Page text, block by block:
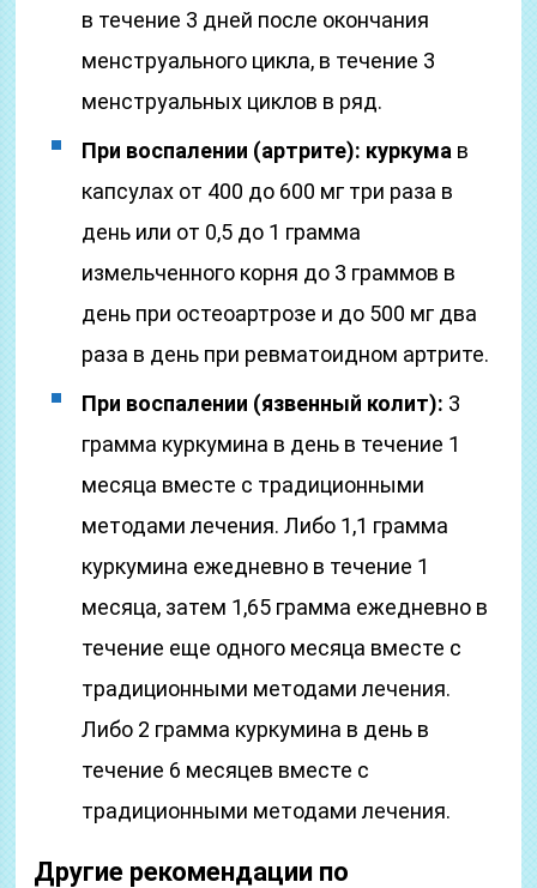
в течение 3 дней после окончания
менструального цикла, в течение 3
менструальных циклов в ряд.
При воспалении (артрите): куркума в
капсулах от 400 до 600 мг три раза в
день или от 0,5 до 1 грамма
измельченного корня до 3 граммов в
день при остеоартрозе и до 500 мг два
раза в день при ревматоидном артрите.
При воспалении (язвенный колит): 3
грамма куркумина в день в течение 1
месяца вместе с традиционными
методами лечения. Либо 1,1 грамма
куркумина ежедневно в течение 1
месяца, затем 1,65 грамма ежедневно в
течение еще одного месяца вместе с
традиционными методами лечения.
Либо 2 грамма куркумина в день в
течение 6 месяцев вместе с
традиционными методами лечения.
Другие рекомендации по